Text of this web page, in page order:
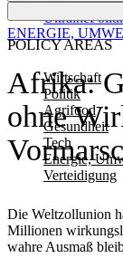
POLICY AREAS
Wirtschaft
Politik
Agrifood
Gesundheit
Tech
Energie,
Verteidigung
Ukraine
Afrika:
ohne
Die Weltzollunion
Millionen
wahre Ausmaß
ENERGIE,